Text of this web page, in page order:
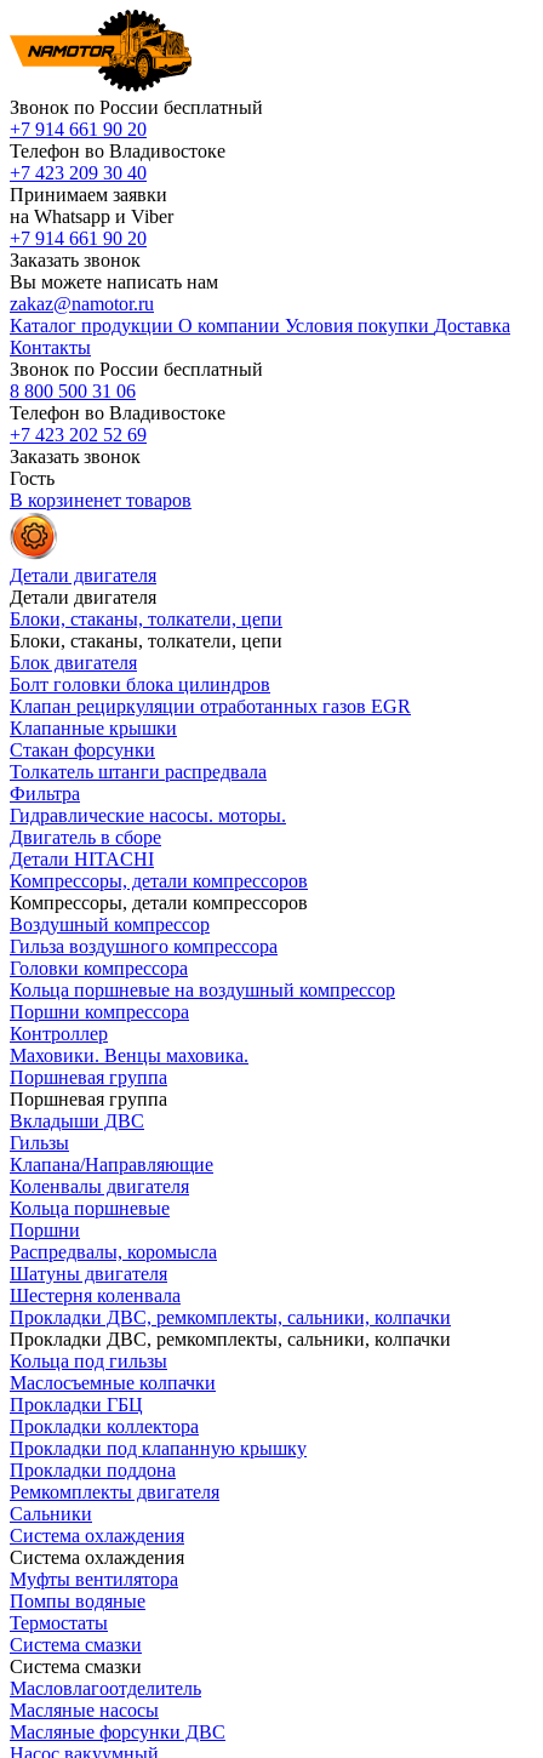
Звонок по России бесплатный
+7 914 661 90 20
Телефон во Владивостоке
+7 423 209 30 40
Принимаем заявки
на Whatsapp и Viber
+7 914 661 90 20
Заказать звонок
Вы можете написать нам
zakaz@namotor.ru
Каталог продукции О компании Условия покупки Доставка
Контакты
Звонок по России бесплатный
8 800 500 31 06
Телефон во Владивостоке
+7 423 202 52 69
Заказать звонок
Гость
В корзиненет товаров
Детали двигателя
Детали двигателя
Блоки, стаканы, толкатели, цепи
Блоки, стаканы, толкатели, цепи
Блок двигателя
Болт головки блока цилиндров
Клапан рециркуляции отработанных газов EGR
Клапанные крышки
Стакан форсунки
Толкатель штанги распредвала
Фильтра
Гидравлические насосы. моторы.
Двигатель в сборе
Детали HITACHI
Компрессоры, детали компрессоров
Компрессоры, детали компрессоров
Воздушный компрессор
Гильза воздушного компрессора
Головки компрессора
Кольца поршневые на воздушный компрессор
Поршни компрессора
Контроллер
Маховики. Венцы маховика.
Поршневая группа
Поршневая группа
Вкладыши ДВС
Гильзы
Клапана/Направляющие
Коленвалы двигателя
Кольца поршневые
Поршни
Распредвалы, коромысла
Шатуны двигателя
Шестерня коленвала
Прокладки ДВС, ремкомплекты, сальники, колпачки
Прокладки ДВС, ремкомплекты, сальники, колпачки
Кольца под гильзы
Маслосъемные колпачки
Прокладки ГБЦ
Прокладки коллектора
Прокладки под клапанную крышку
Прокладки поддона
Ремкомплекты двигателя
Сальники
Система охлаждения
Система охлаждения
Муфты вентилятора
Помпы водяные
Термостаты
Система смазки
Система смазки
Масловлагоотделитель
Масляные насосы
Масляные форсунки ДВС
Насос вакуумный